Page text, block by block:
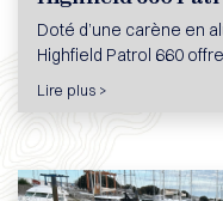
Doté d’une carène en
Highfield Patrol 660
Lire plus >